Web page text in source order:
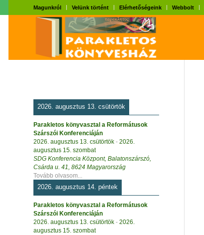
Magunkról Velünk történt Elérhetőségeink Webbolt
2026. augusztus 13. csütörtök
Parakletos könyvasztal a Reformátusok
Szárszói Konferenciáján
2026. augusztus 13. csütörtök - 2026.
augusztus 15. szombat
SDG Konferencia Központ, Balatonszárszó,
Csárda u. 41, 8624 Magyarország
Tovább olvasom...
2026. augusztus 14. péntek
Parakletos könyvasztal a Reformátusok
Szárszói Konferenciáján
2026. augusztus 13. csütörtök - 2026.
augusztus 15. szombat